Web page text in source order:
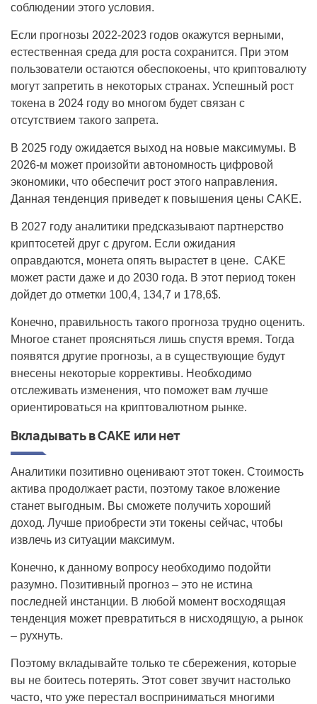
соблюдении этого условия.
Если прогнозы 2022-2023 годов окажутся верными,
естественная среда для роста сохранится. При этом
пользователи остаются обеспокоены, что криптовалюту
могут запретить в некоторых странах. Успешный рост
токена в 2024 году во многом будет связан с
отсутствием такого запрета.
В 2025 году ожидается выход на новые максимумы. В
2026-м может произойти автономность цифровой
экономики, что обеспечит рост этого направления.
Данная тенденция приведет к повышения цены CAKE.
В 2027 году аналитики предсказывают партнерство
криптосетей друг с другом. Если ожидания
оправдаются, монета опять вырастет в цене. CAKE
может расти даже и до 2030 года. В этот период токен
дойдет до отметки 100,4, 134,7 и 178,6$.
Конечно, правильность такого прогноза трудно оценить.
Многое станет проясняться лишь спустя время. Тогда
появятся другие прогнозы, а в существующие будут
внесены некоторые коррективы. Необходимо
отслеживать изменения, что поможет вам лучше
ориентироваться на криптовалютном рынке.
Вкладывать в CAKE или нет
Аналитики позитивно оценивают этот токен. Стоимость
актива продолжает расти, поэтому такое вложение
станет выгодным. Вы сможете получить хороший
доход. Лучше приобрести эти токены сейчас, чтобы
извлечь из ситуации максимум.
Конечно, к данному вопросу необходимо подойти
разумно. Позитивный прогноз – это не истина
последней инстанции. В любой момент восходящая
тенденция может превратиться в нисходящую, а рынок
– рухнуть.
Поэтому вкладывайте только те сбережения, которые
вы не боитесь потерять. Этот совет звучит настолько
часто, что уже перестал восприниматься многими